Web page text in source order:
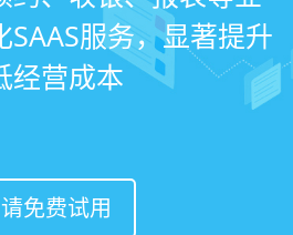
体化，一站式解决
理需求
免费试用
服务，显著提升
经营成本
免费试用
法，海量爆款方案一
爆门店客流
免费试用
口碑传播有抓手，赋
活私域流量
免费试用